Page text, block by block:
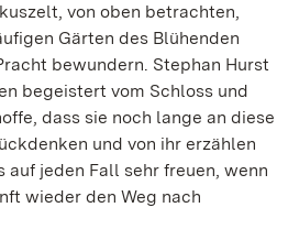
von oben betrachten,
Gärten des Blühenden
bewundern. Stephan Hurst
begeistert vom Schloss und
dass sie noch lange an diese
und von ihr erzählen
auf jeden Fall sehr freuen, wenn
wieder den Weg nach